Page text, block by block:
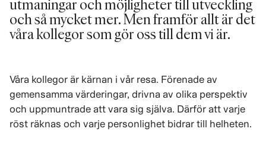
och så mycket mer. Men framför allt är det
våra kollegor som gör oss till dem vi är.
Våra kollegor är kärnan i vår resa. Förenade av
gemensamma värderingar, drivna av olika perspektiv
och uppmuntrade att vara sig själva. Därför att varje
röst räknas och varje personlighet bidrar till helheten.